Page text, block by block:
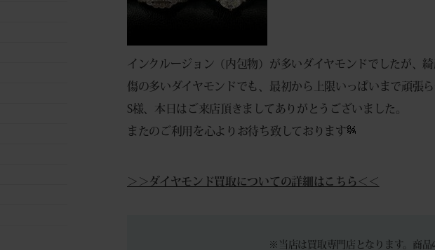
インクルージョン（内包物）が多いダイヤモンドでしたが、
傷の多いダイヤモンドでも、最初から上限いっぱいまで頑張
S様、本日はご来店頂きましてありがとうございました。
またのご利用を心よりお待ち致しております
＞＞ダイヤモンド買取についての詳細はこちら＜＜
※当店は買取専門店となります。商